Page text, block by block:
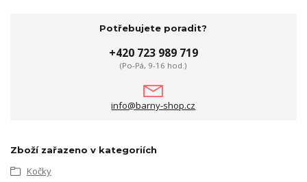
Potřebujete poradit?
+420 723 989 719
(Po-Pá, 9-16 hod.)
info@barny-shop.cz
Zboží zařazeno v kategoriích
Kočky